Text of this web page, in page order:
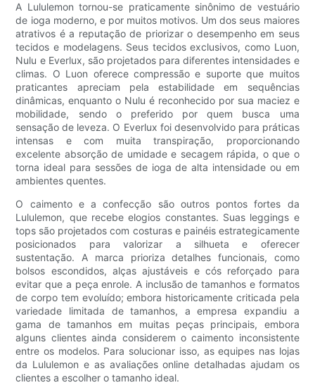
A Lululemon tornou-se praticamente sinônimo de vestuário
de ioga moderno, e por muitos motivos. Um dos seus maiores
atrativos é a reputação de priorizar o desempenho em seus
tecidos e modelagens. Seus tecidos exclusivos, como Luon,
Nulu e Everlux, são projetados para diferentes intensidades e
climas. O Luon oferece compressão e suporte que muitos
praticantes apreciam pela estabilidade em sequências
dinâmicas, enquanto o Nulu é reconhecido por sua maciez e
mobilidade, sendo o preferido por quem busca uma
sensação de leveza. O Everlux foi desenvolvido para práticas
intensas e com muita transpiração, proporcionando
excelente absorção de umidade e secagem rápida, o que o
torna ideal para sessões de ioga de alta intensidade ou em
ambientes quentes.
O caimento e a confecção são outros pontos fortes da
Lululemon, que recebe elogios constantes. Suas leggings e
tops são projetados com costuras e painéis estrategicamente
posicionados para valorizar a silhueta e oferecer
sustentação. A marca prioriza detalhes funcionais, como
bolsos escondidos, alças ajustáveis ​​e cós reforçado para
evitar que a peça enrole. A inclusão de tamanhos e formatos
de corpo tem evoluído; embora historicamente criticada pela
variedade limitada de tamanhos, a empresa expandiu a
gama de tamanhos em muitas peças principais, embora
alguns clientes ainda considerem o caimento inconsistente
entre os modelos. Para solucionar isso, as equipes nas lojas
da Lululemon e as avaliações online detalhadas ajudam os
clientes a escolher o tamanho ideal.